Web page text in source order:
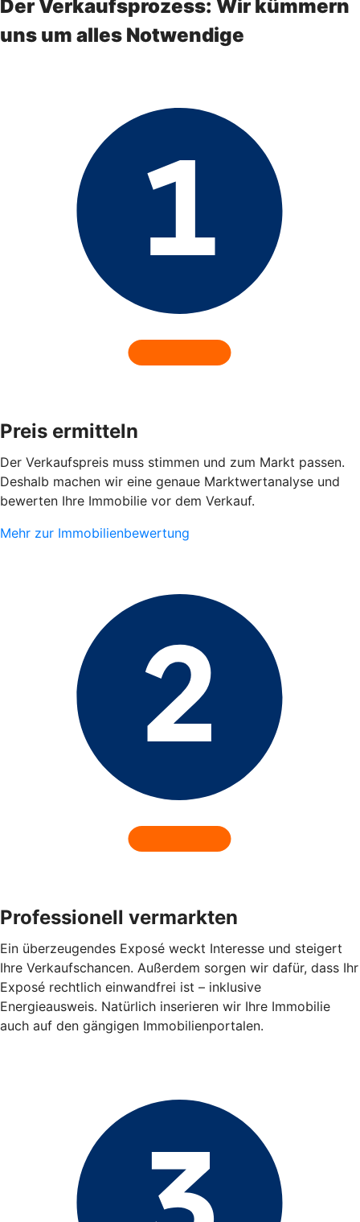
Der Verkaufsprozess: Wir kümmern
uns um alles Notwendige
Preis ermitteln
Der Verkaufspreis muss stimmen und zum Markt passen.
Deshalb machen wir eine genaue Marktwertanalyse und
bewerten Ihre Immobilie vor dem Verkauf.
Mehr zur Immobilienbewertung
Professionell vermarkten
Ein überzeugendes Exposé weckt Interesse und steigert
Ihre Verkaufschancen. Außerdem sorgen wir dafür, dass Ihr
Exposé rechtlich einwandfrei ist – inklusive
Energieausweis. Natürlich inserieren wir Ihre Immobilie
auch auf den gängigen Immobilienportalen.